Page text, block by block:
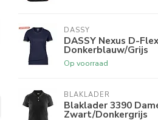
DASSY
DASSY Nexus D-
Donkerblauw/Grijs
Op voorraad
BLAKLADER
Blaklader 3390
Zwart/Donkergrijs